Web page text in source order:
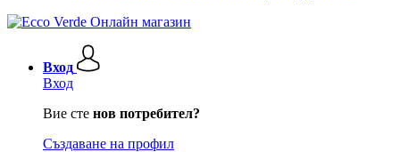
Вход
Вход
Вие сте нов потребител?
Създаване на профил